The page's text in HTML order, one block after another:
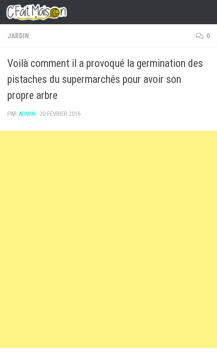
Skip to content
JARDIN 0
Voilà comment il a provoqué la germination des
pistaches du supermarchés pour avoir son
propre arbre
PAR ADMIN · 20 FÉVRIER 2016